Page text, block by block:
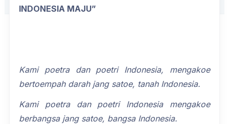
INDONESIA MAJU”
Kami poetra dan poetri Indonesia, mengakoe
bertoempah darah jang satoe, tanah Indonesia.
Kami poetra dan poetri Indonesia mengakoe
berbangsa jang satoe, bangsa Indonesia.